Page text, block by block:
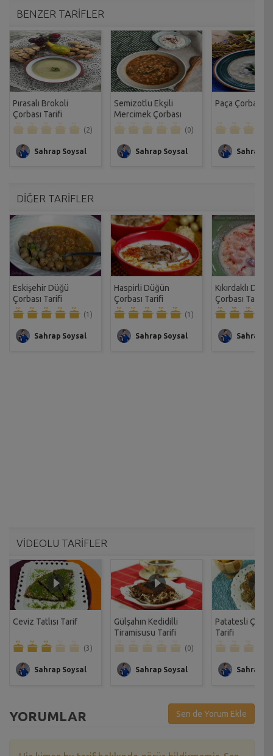
BENZER TARİFLER
Pırasalı Brokoli
Çorbası Tarifi
(2)
Sahrap Soysal
Semizotlu Ekşili
Mercimek Çorbası
Tarifi
(0)
Sahrap Soysal
Paça Çorbası
Sahrap
DİĞER TARİFLER
Eskişehir Düğü
Çorbası Tarifi
(1)
Sahrap Soysal
Haspirli Düğün
Çorbası Tarifi
(1)
Sahrap Soysal
Kıkırdaklı
Çorbası Tarifi
Sahrap
VİDEOLU TARİFLER
Ceviz Tatlısı Tarif
(3)
Sahrap Soysal
Gülşahın Kedidilli
Tiramisusu Tarifi
(0)
Sahrap Soysal
Patatesli Çıtır
Tarifi
Sahrap
YORUMLAR Sen de Yorum Ekle